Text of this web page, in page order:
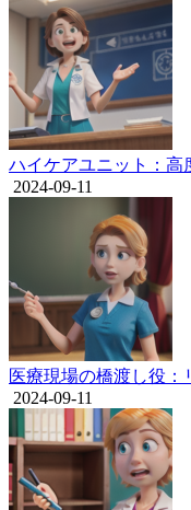
ハイケアユニット：高
2024-09-11
医療現場の橋渡し役：
2024-09-11